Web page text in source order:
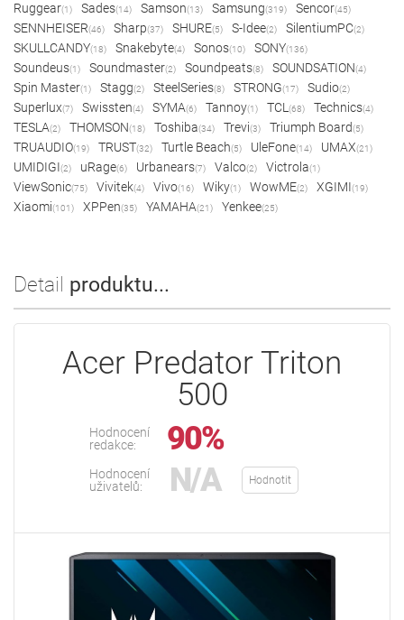
Ruggear(1) Sades(14) Samson(13) Samsung(319) Sencor(45)
SENNHEISER(46) Sharp(37) SHURE(5) S-Idee(2) SilentiumPC(2)
SKULLCANDY(18) Snakebyte(4) Sonos(10) SONY(136)
Soundeus(1) Soundmaster(2) Soundpeats(8) SOUNDSATION(4)
Spin Master(1) Stagg(2) SteelSeries(8) STRONG(17) Sudio(2)
Superlux(7) Swissten(4) SYMA(6) Tannoy(1) TCL (68) Technics(4)
TESLA(2) THOMSON(18) Toshiba(34) Trevi(3) Triumph Board(5)
TRUAUDIO(19) TRUST(32) Turtle Beach(5) UleFone(14) UMAX(21)
UMIDIGI(2) uRage(6) Urbanears(7) Valco(2) Victrola(1)
ViewSonic(75) Vivitek(4) Vivo(16) Wiky(1) WowME(2) XGIMI(19)
Xiaomi(101) XPPen(35) YAMAHA(21) Yenkee(25)
Detail produktu...
Acer Predator Triton
500
Hodnocení
redakce:
90%
Hodnocení
uživatelů:
N/A Hodnotit